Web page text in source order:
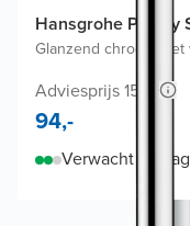
Hansgrohe Pulsify
Glanzend chroom
Adviesprijs 156,-
94,-
Verwacht in